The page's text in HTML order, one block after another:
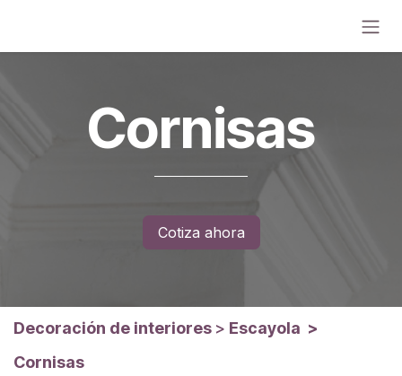
Cornisas
Cotiza ahora
Decoración de interiores > Escayola >
Cornisas